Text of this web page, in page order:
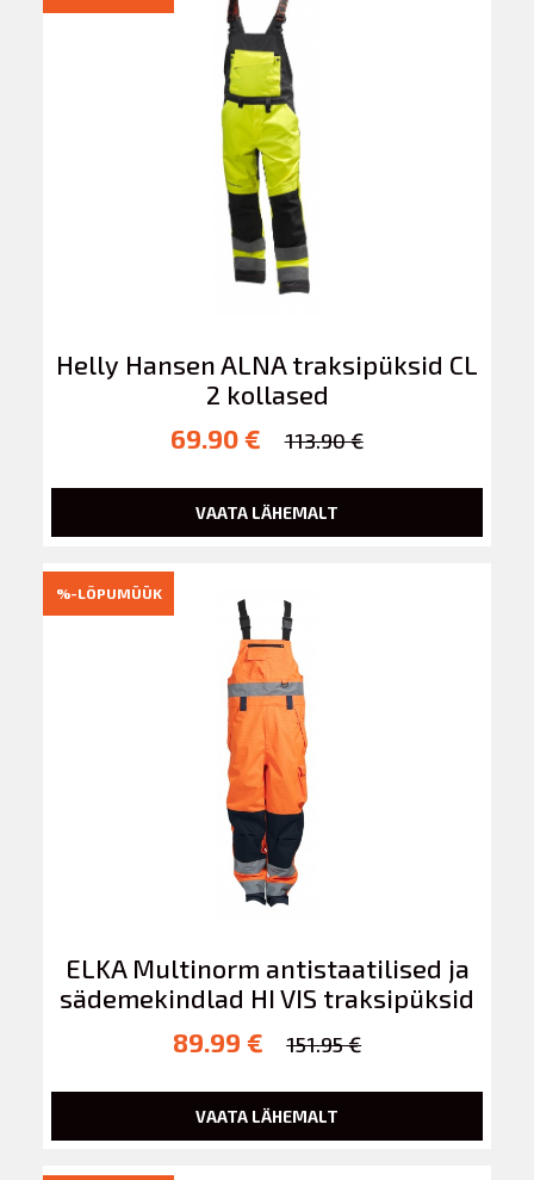
Helly Hansen ALNA traksipüksid CL
2 kollased
69.90 €
113.90 €
VAATA LÄHEMALT
%-LÕPUMÜÜK
ELKA Multinorm antistaatilised ja
sädemekindlad HI VIS traksipüksid
89.99 €
151.95 €
VAATA LÄHEMALT